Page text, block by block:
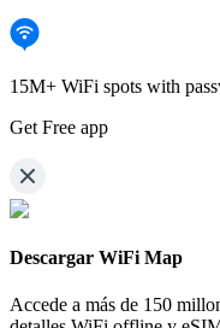
15M+ WiFi spots with
Get Free app
Descargar WiFi Map
Accede a más de 150